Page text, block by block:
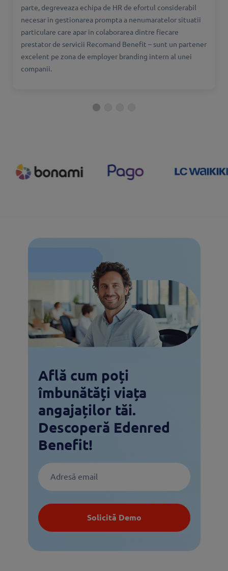
parte, degreveaza echipa de HR de efortul considerabil
necesar in gestionarea prompta a nenumaratelor situatii
particulare care apar in colaborarea dintre fiecare
prestator de servicii Recomand Benefit – sunt un partener
excelent pe zona de employer branding intern al unei
companii.
Află cum poți
îmbunătăți viața
angajaților tăi.
Descoperă Edenred
Benefit!